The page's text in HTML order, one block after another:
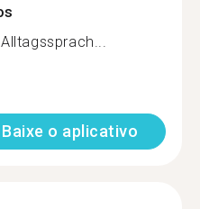
Baixe o aplicativo